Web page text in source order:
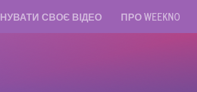
СВОЄ ВІДЕО ПРО WEEKNO